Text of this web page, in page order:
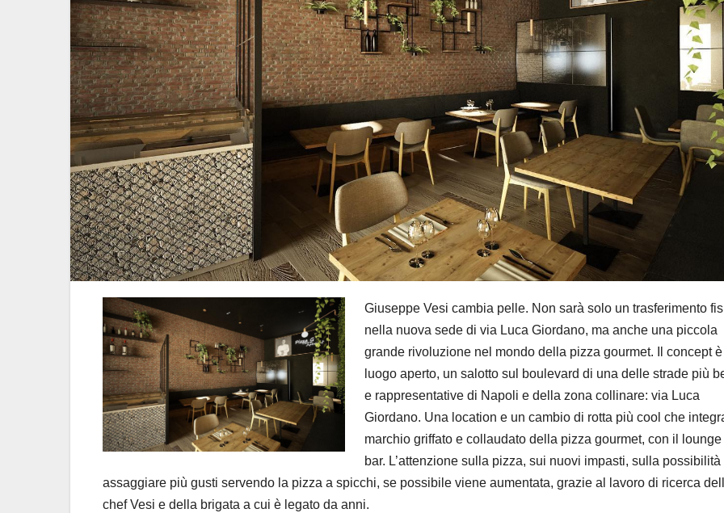
Giuseppe Vesi cambia pelle. Non sarà solo un trasferimento
nella nuova sede di via Luca Giordano, ma anche una piccola
grande rivoluzione nel mondo della pizza gourmet. Il concept
luogo aperto, un salotto sul boulevard di una delle strade più
e rappresentative di Napoli e della zona collinare: via Luca
Giordano. Una location e un cambio di rotta più cool che
marchio griffato e collaudato della pizza gourmet, con il lounge
bar. L’attenzione sulla pizza, sui nuovi impasti, sulla possibilità
assaggiare più gusti servendo la pizza a spicchi, se possibile viene aumentata, grazie al lavoro di ricerca
chef Vesi e della brigata a cui è legato da anni.